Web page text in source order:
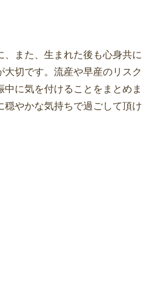
また、生まれた後も心身共に
切です。流産や早産のリスク
に気を付けることをまとめま
穏やかな気持ちで過ごして頂け